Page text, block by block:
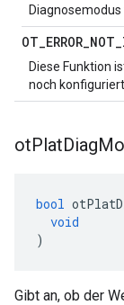
OT_ERROR_NOT_
Diese Funktion
noch konfiguriert.
otPlatDiag
bool
void
)
Gibt an, ob der